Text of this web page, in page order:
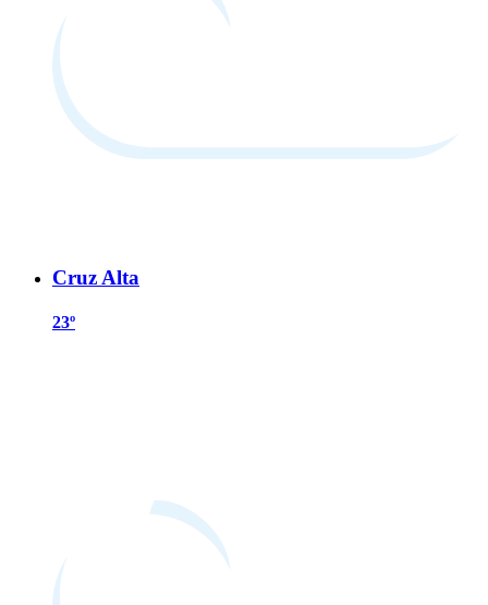
Cruz Alta
23º